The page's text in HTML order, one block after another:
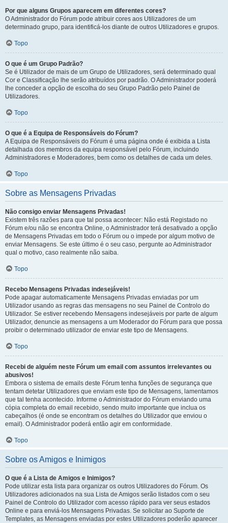
Por que alguns Grupos aparecem em diferentes cores?
O Administrador do Fórum pode atribuir cores aos Utilizadores de um
determinado grupo, para identificá-los diante de outros Utilizadores e grupos.
Topo
O que é um Grupo Padrão?
Se é Utilizador de mais de um Grupo de Utilizadores, será determinado qual
Cor e Classificação lhe serão atribuídos por padrão. O Administrador poderá
lhe conceder a opção de escolha do seu Grupo Padrão pelo Painel de
Utilizadores.
Topo
O que é a Equipa de Responsáveis do Fórum?
A Equipa de Responsáveis do Fórum é uma página onde é exibida a Lista
detalhada dos membros da equipa responsável pelo Fórum, incluindo
Administradores e Moderadores, bem como os detalhes de cada um deles.
Topo
Sobre as Mensagens Privadas
Não consigo enviar Mensagens Privadas!
Existem três razões para que tal possa acontecer: Não está Registado no
Fórum e/ou não se encontra Online, o Administrador terá desativado a opção
de Mensagens Privadas em todo o Fórum ou o impede por algum motivo de
enviar Mensagens. Se este último é o seu caso, pergunte ao Administrador
qual o motivo, caso realmente não saiba.
Topo
Recebo Mensagens Privadas indesejáveis!
Pode apagar automaticamente Mensagens Privadas enviadas por um
Utilizador usando as regras das mensagens no seu Painel de Controlo do
Utilizador. Se estiver recebendo Mensagens indesejáveis por parte de algum
Utilizador, denuncie as mensagens a um Moderador do Fórum para que possa
proibir o determinado utilizador de enviar este tipo de Mensagens.
Topo
Recebi de alguém neste Fórum um email com assuntos irrelevantes ou
abusivos!
Embora o sistema de emails deste Fórum tenha funções de segurança que
tentam detetar Utilizadores que enviam este tipo de Mensagens, lamentamos
que tal tenha acontecido. Informe o Administrador do Fórum enviando uma
cópia completa do email recebido, sendo muito importante que inclua os
cabeçalhos (é onde se encontram os detalhes do Utilizador que enviou o
email). O Administrador poderá então agir em conformidade.
Topo
Sobre os Amigos e Inimigos
O que é a Lista de Amigos e Inimigos?
Pode utilizar esta lista para organizar os outros Utilizadores do Fórum. Os
Utilizadores adicionados na sua Lista de Amigos serão listados com o seu
Painel de Controlo do Utilizador com acesso rápido para ver seus estados
Online e para enviá-los Mensagens Privadas. Se solicitar ao Suporte de
Templates, as Mensagens enviadas por estes Utilizadores poderão aparecer